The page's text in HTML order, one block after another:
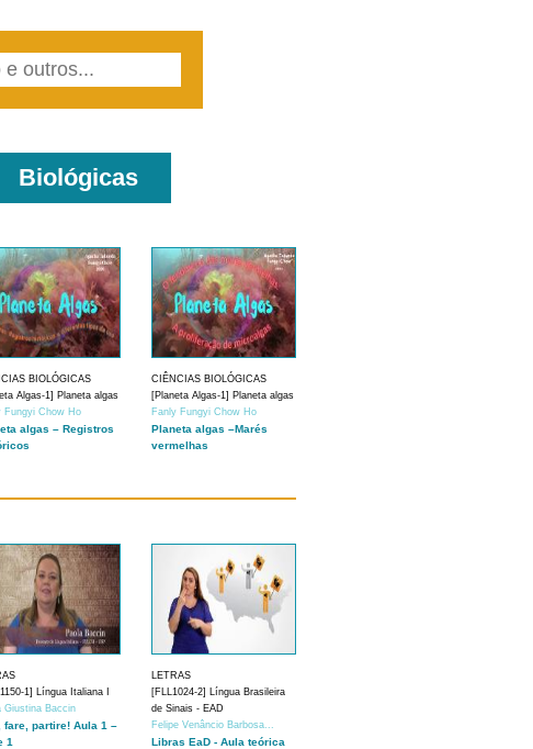
Biológicas
BIOLÓGICAS
Algas-1] Planeta algas
Fungyi Chow Ho
algas – Registros
CIÊNCIAS BIOLÓGICAS
[Planeta Algas-1] Planeta algas
Fanly Fungyi Chow Ho
Planeta algas –Marés
vermelhas
1] Língua Italiana I
Giustina Baccin
fare, partire! Aula 1 –
1
LETRAS
[FLL1024-2] Língua Brasileira
de Sinais - EAD
Felipe Venâncio Barbosa...
Libras EaD - Aula teórica